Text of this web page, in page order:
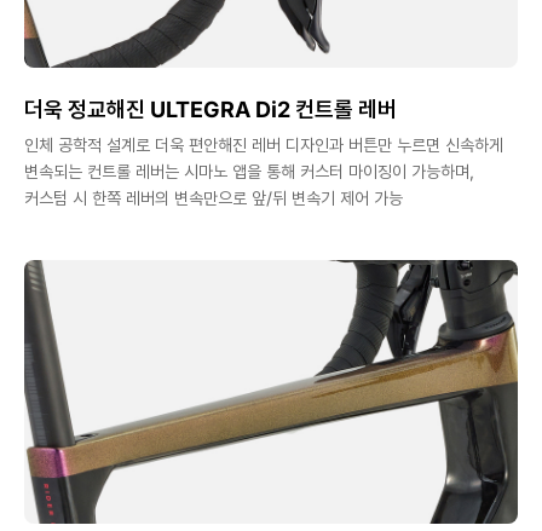
더욱 정교해진 ULTEGRA Di2 컨트롤 레버
인체 공학적 설계로 더욱 편안해진 레버 디자인과 버튼만 누르면 신속하게
변속되는 컨트롤 레버는 시마노 앱을 통해 커스터 마이징이 가능하며,
커스텀 시 한쪽 레버의 변속만으로 앞/뒤 변속기 제어 가능